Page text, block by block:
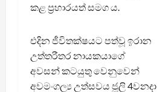
කළ ප්‍රහාරයත් සමග ය.
එදින ජීවිතක්ෂයට පත්වූ ඉරාන
උත්තරීතර නායකයාගේ
අවසන් කටයුතු වෙනුවෙන්
අවමංගල්‍ය උත්සවය ජූලි 4වනදා